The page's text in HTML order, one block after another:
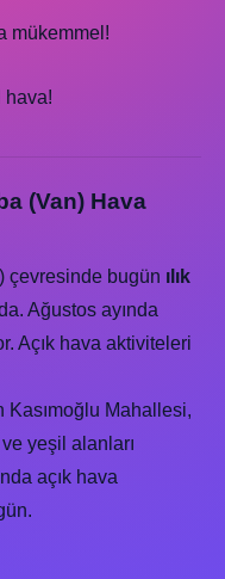
mükemmel!
hava!
(Van) Hava
çevresinde bugün ılık
Ağustos ayında
Açık hava aktiviteleri
Kasımoğlu Mahallesi,
yeşil alanları
açık hava